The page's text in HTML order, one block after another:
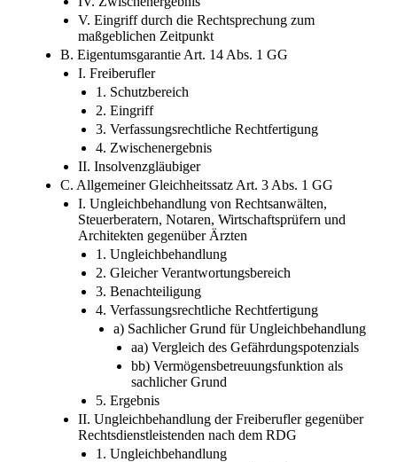
V. Eingriff durch die Rechtsprechung zum
maßgeblichen Zeitpunkt
B. Eigentumsgarantie Art. 14 Abs. 1 GG
I. Freiberufler
1. Schutzbereich
2. Eingriff
3. Verfassungsrechtliche Rechtfertigung
4. Zwischenergebnis
II. Insolvenzgläubiger
C. Allgemeiner Gleichheitssatz Art. 3 Abs. 1 GG
I. Ungleichbehandlung von Rechtsanwälten,
Steuerberatern, Notaren, Wirtschaftsprüfern und
Architekten gegenüber Ärzten
1. Ungleichbehandlung
2. Gleicher Verantwortungsbereich
3. Benachteiligung
4. Verfassungsrechtliche Rechtfertigung
a) Sachlicher Grund für Ungleichbehandlung
aa) Vergleich des Gefährdungspotenzials
bb) Vermögensbetreuungsfunktion als
sachlicher Grund
5. Ergebnis
II. Ungleichbehandlung der Freiberufler gegenüber
Rechtsdienstleistenden nach dem RDG
1. Ungleichbehandlung